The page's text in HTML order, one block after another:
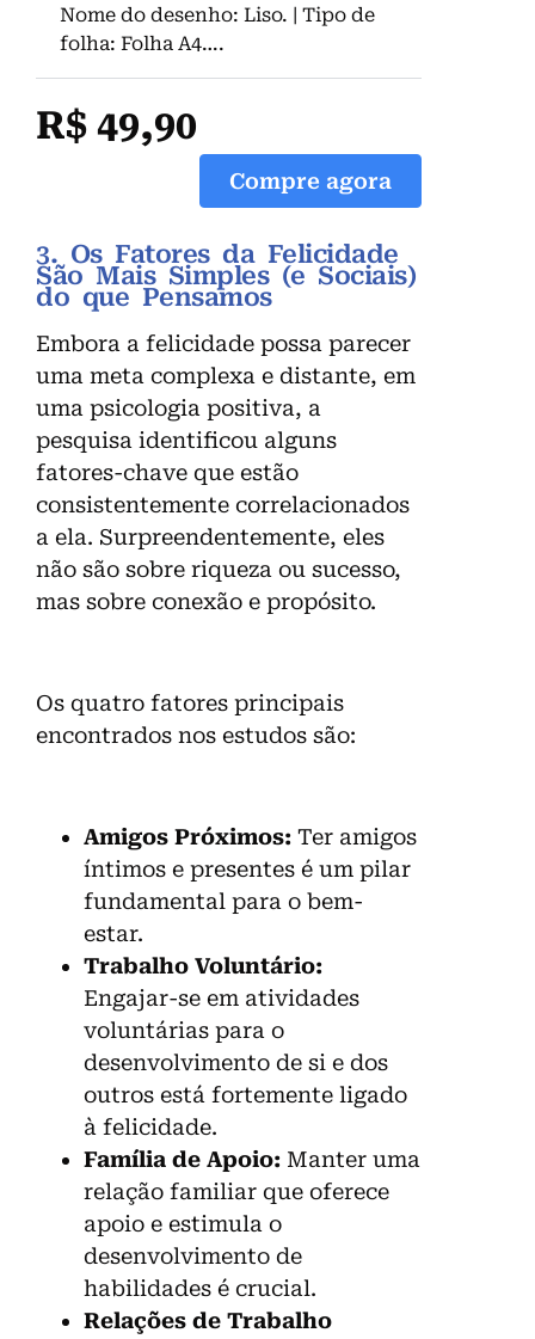
Nome do desenho: Liso. | Tipo de
folha: Folha A4….
R$ 49,90
Compre agora
3. Os Fatores da Felicidade
São Mais Simples (e Sociais)
do que Pensamos
Embora a felicidade possa parecer
uma meta complexa e distante, em
uma psicologia positiva, a
pesquisa identificou alguns
fatores-chave que estão
consistentemente correlacionados
a ela. Surpreendentemente, eles
não são sobre riqueza ou sucesso,
mas sobre conexão e propósito.
Os quatro fatores principais
encontrados nos estudos são:
Amigos Próximos: Ter amigos
íntimos e presentes é um pilar
fundamental para o bem-
estar.
Trabalho Voluntário:
Engajar-se em atividades
voluntárias para o
desenvolvimento de si e dos
outros está fortemente ligado
à felicidade.
Família de Apoio: Manter uma
relação familiar que oferece
apoio e estimula o
desenvolvimento de
habilidades é crucial.
Relações de Trabalho